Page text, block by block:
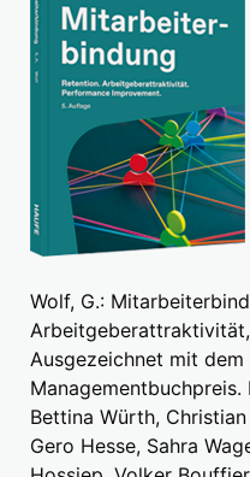
Wolf, G.:
Ausgezeichnet mit dem
Bettina Würth,
Gero Hesse, Sahra